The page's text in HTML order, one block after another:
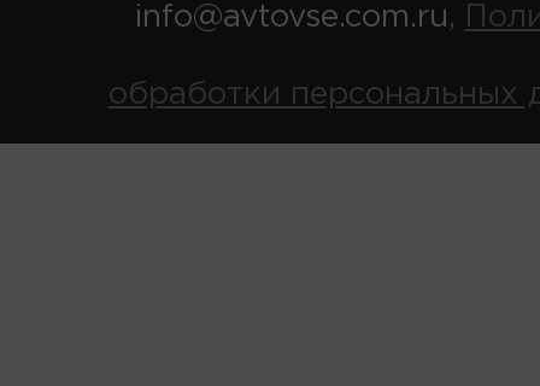
info@avtovse.com.ru,
обработки персональных